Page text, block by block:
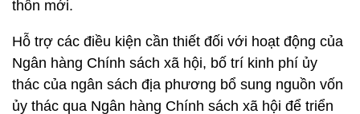
thôn mới.
Hỗ trợ các điều kiện cần thiết đối với hoạt động của
Ngân hàng Chính sách xã hội, bố trí kinh phí ủy
thác của ngân sách địa phương bổ sung nguồn vốn
ủy thác qua Ngân hàng Chính sách xã hội để triển